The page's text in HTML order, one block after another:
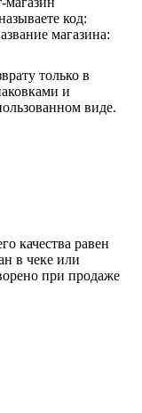
код:
магазина:
только в
и
виде.
качества равен
в чеке или
при продаже